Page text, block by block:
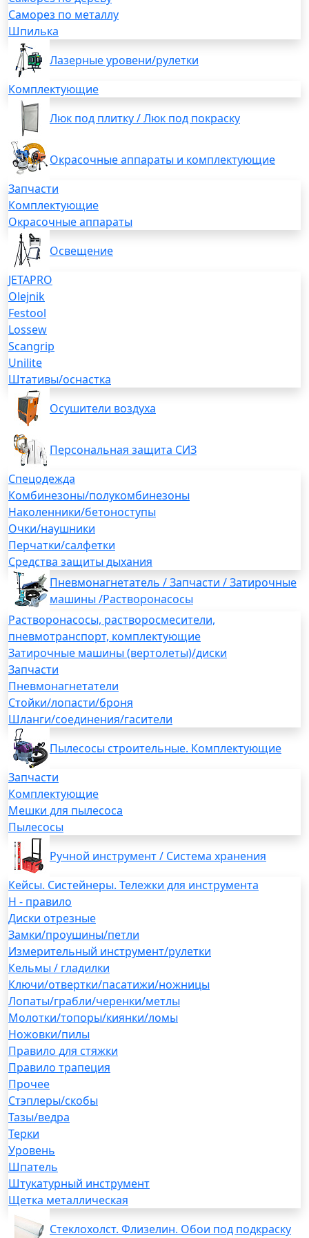
Саморез по металлу
Шпилька
Лазерные уровени/рулетки
Комплектующие
Люк под плитку / Люк под покраску
Окрасочные аппараты и комплектующие
Запчасти
Комплектующие
Окрасочные аппараты
Освещение
JETAPRO
Olejnik
Festool
Lossew
Scangrip
Unilite
Штативы/оснастка
Осушители воздуха
Персональная защита СИЗ
Спецодежда
Комбинезоны/полукомбинезоны
Наколенники/бетоноступы
Очки/наушники
Перчатки/салфетки
Средства защиты дыхания
Пневмонагнетатель / Запчасти / Затирочные
машины /Растворонасосы
Растворонасосы, растворосмесители,
пневмотранспорт, комплектующие
Затирочные машины (вертолеты)/диски
Запчасти
Пневмонагнетатели
Стойки/лопасти/броня
Шланги/соединения/гасители
Пылесосы строительные. Комплектующие
Запчасти
Комплектующие
Мешки для пылесоса
Пылесосы
Ручной инструмент / Система хранения
Кейсы. Систейнеры. Тележки для инструмента
H - правило
Диски отрезные
Замки/проушины/петли
Измерительный инструмент/рулетки
Кельмы / гладилки
Ключи/отвертки/пасатижи/ножницы
Лопаты/грабли/черенки/метлы
Молотки/топоры/киянки/ломы
Ножовки/пилы
Правило для стяжки
Правило трапеция
Прочее
Стэплеры/скобы
Тазы/ведра
Терки
Уровень
Шпатель
Штукатурный инструмент
Щетка металлическая
Стеклохолст. Флизелин. Обои под подкраску